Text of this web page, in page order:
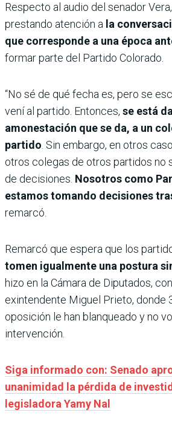
Respecto al audio del senador
prestando atención a la
que corresponde a una época
formar parte del Partido Colorado.
“No sé de qué fecha es, pero se
vení al partido. Entonces, se está
amonestación que se da, a un
partido . Sin embargo, en otros
otros colegas de otros partidos no
de decisiones. Nosotros como
estamos tomando decisiones
remarcó.
Remarcó que espera que los
tomen igualmente una postura
hizo en la Cámara de Diputados,
exintendente Miguel Prieto, donde
oposición le han blanqueado y no
intervención.
Siga informado con: Senado
unanimidad la pérdida de
legisladora Yamy Nal